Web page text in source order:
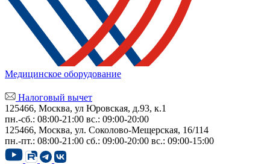
Медицинское оборудование
Налоговый вычет
125466, Москва, ул Юровская, д.93, к.1
пн.-сб.: 08:00-21:00 вс.: 09:00-20:00
125466, Москва, ул. Соколово-Мещерская, 16/114
пн.-пт.: 08:00-21:00 сб.: 09:00-20:00 вс.: 09:00-15:00